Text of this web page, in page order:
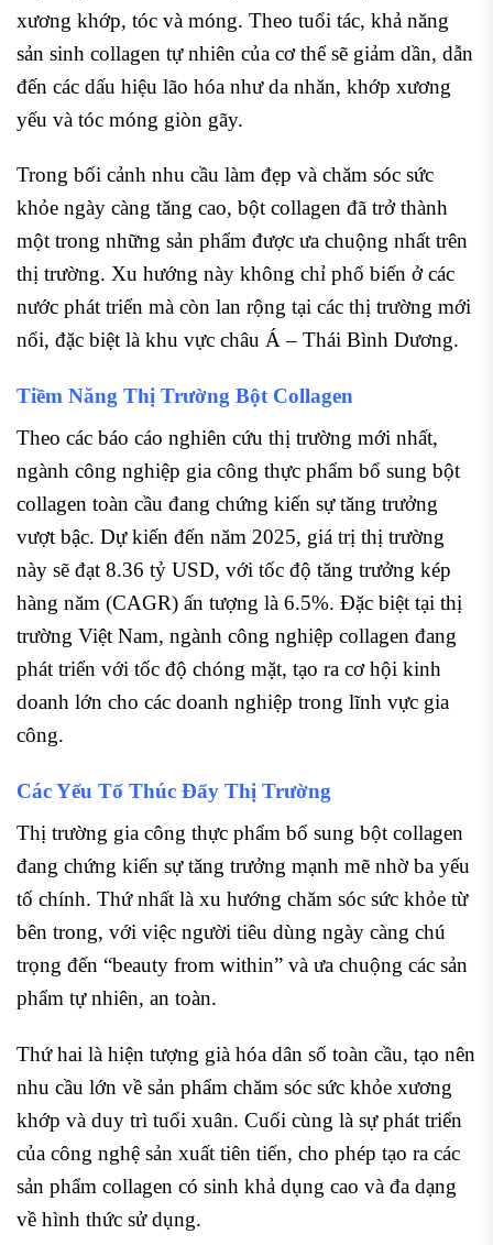
xương khớp, tóc và móng. Theo tuổi tác, khả năng
sản sinh collagen tự nhiên của cơ thể sẽ giảm dần, dẫn
đến các dấu hiệu lão hóa như da nhăn, khớp xương
yếu và tóc móng giòn gãy.
Trong bối cảnh nhu cầu làm đẹp và chăm sóc sức
khỏe ngày càng tăng cao, bột collagen đã trở thành
một trong những sản phẩm được ưa chuộng nhất trên
thị trường. Xu hướng này không chỉ phổ biến ở các
nước phát triển mà còn lan rộng tại các thị trường mới
nổi, đặc biệt là khu vực châu Á – Thái Bình Dương.
Tiềm Năng Thị Trường Bột Collagen
Theo các báo cáo nghiên cứu thị trường mới nhất,
ngành công nghiệp gia công thực phẩm bổ sung bột
collagen toàn cầu đang chứng kiến sự tăng trưởng
vượt bậc. Dự kiến đến năm 2025, giá trị thị trường
này sẽ đạt 8.36 tỷ USD, với tốc độ tăng trưởng kép
hàng năm (CAGR) ấn tượng là 6.5%. Đặc biệt tại thị
trường Việt Nam, ngành công nghiệp collagen đang
phát triển với tốc độ chóng mặt, tạo ra cơ hội kinh
doanh lớn cho các doanh nghiệp trong lĩnh vực gia
công.
Các Yếu Tố Thúc Đẩy Thị Trường
Thị trường gia công thực phẩm bổ sung bột collagen
đang chứng kiến sự tăng trưởng mạnh mẽ nhờ ba yếu
tố chính. Thứ nhất là xu hướng chăm sóc sức khỏe từ
bên trong, với việc người tiêu dùng ngày càng chú
trọng đến “beauty from within” và ưa chuộng các sản
phẩm tự nhiên, an toàn.
Thứ hai là hiện tượng già hóa dân số toàn cầu, tạo nên
nhu cầu lớn về sản phẩm chăm sóc sức khỏe xương
khớp và duy trì tuổi xuân. Cuối cùng là sự phát triển
của công nghệ sản xuất tiên tiến, cho phép tạo ra các
sản phẩm collagen có sinh khả dụng cao và đa dạng
về hình thức sử dụng.